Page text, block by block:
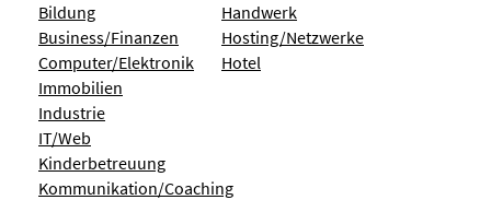
Bildung
Business/Finanzen
Computer/Elektronik
Handwerk
Hosting/Netzwerke
Hotel
Immobilien
Industrie
IT/Web
Kinderbetreuung
Kommunikation/Coaching